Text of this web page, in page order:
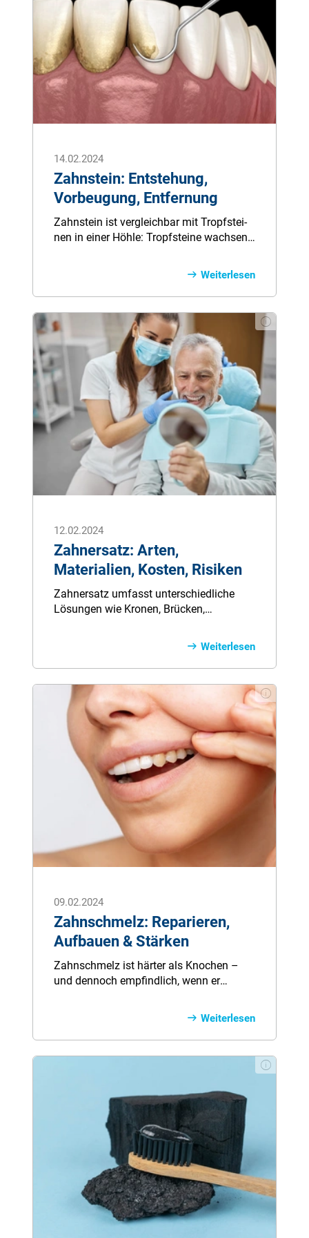
ver­schie­de­nen Zahn­span­gen­ar­ten für
Sie.
14.02.2024
Zahnstein: Entstehung,
Vorbeugung, Entfernung
Zahn­stein ist ver­gleich­bar mit Tropf­stei­
nen in ei­ner Höh­le: Tropf­stei­ne wach­sen
dem Was­ser – so ent­steht Zahn­stein
durch Mi­ne­ra­li­en aus dem Spei­chel. Ver­
bleibt wei­cher Zahn­be­lag (Pla­que) zu lan­
ge auf den Zäh­nen, drin­gen Kal­zi­um- und
Phos­phat-Io­nen ein, ver­här­ten ihn und
ver­wan­deln ihn in fes­ten Zahn­be­lag. Die­
ser har­te Be­lag kann nur pro­fes­sio­nell
ent­fernt wer­den – und birgt Ri­si­ken für
Zahn­fleisch­ent­zün­dun­gen, Ka­ri­es und
Pa­ro­don­ti­tis, wenn man ihn ver­nach­läs­
sigt.
Weiterlesen
12.02.2024
Zahnersatz: Arten,
Materialien, Kosten, Risiken
Zahnersatz umfasst unterschiedliche
Lösungen wie Kronen, Brücken,
wiederherstellen. Unser Ratgeber zeigt,
welche Arten von Zahnersatz es gibt,
welche Materialien und Kosten dabei eine
Rolle spielen und welche Vor- und
Nachteile die einzelnen Behandlungen
haben. So finden Sie die passende
Versorgung für Ihre individuellen
Bedürfnisse.
Weiterlesen
09.02.2024
Zahnschmelz: Reparieren,
Aufbauen & Stärken
Zahnschmelz ist härter als Knochen –
und dennoch empfindlich, wenn er
Zähne täglich vor Kälte, Hitze, Säuren
und Abnutzung. Doch falsche Pflege oder
Ernährung können diesen wichtigen
Schutzmantel dauerhaft angreifen. In
Zahnschmelz entsteht, wodurch er sich
abbaut und wie Sie ihn mit der richtigen
Pflege und Ernährung langfristig stärken
können – für gesunde, strahlende Zähne
bis ins hohe Alter.
Weiterlesen